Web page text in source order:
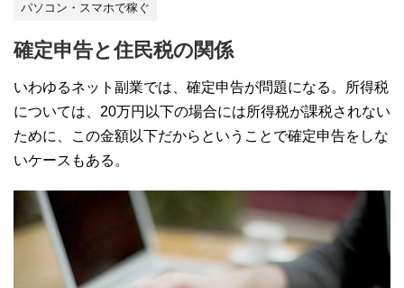
パソコン・スマホで稼ぐ
確定申告と住民税の関係
いわゆるネット副業では、確定申告が問題になる。所得税
については、20万円以下の場合には所得税が課税されない
ために、この金額以下だからということで確定申告をしな
いケースもある。